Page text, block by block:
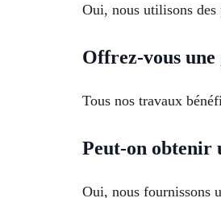
Oui, nous utilisons
Offrez-vous
Tous nos travaux
Peut-on obtenir
Oui, nous fournissons